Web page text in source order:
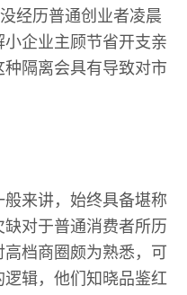
经历普通创业者凌晨
企业主顾节省开支亲
隔离会具有导致对市
来讲，始终具备堪称
对于普通消费者所历
档商圈颇为熟悉，可
辑，他们知晓品鉴红